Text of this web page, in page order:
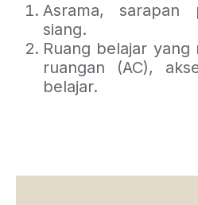
Asrama, sarapan
siang.
Ruang belajar yang
ruangan (AC),
belajar.